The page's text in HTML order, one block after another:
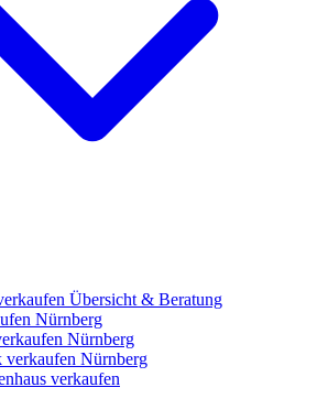
Übersicht & Beratung
Nürnberg
Nürnberg
verkaufen Nürnberg
verkaufen